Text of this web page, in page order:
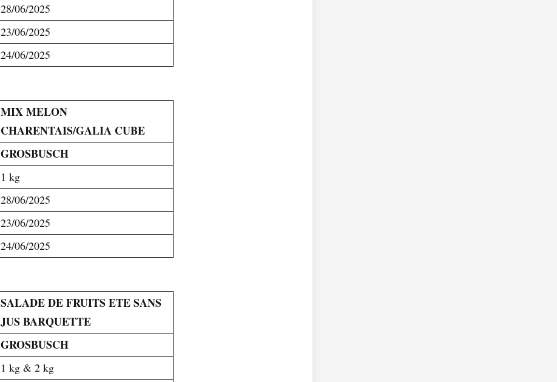
28/06/2025
23/06/2025
24/06/2025
MIX MELON
CHARENTAIS/GALIA CUBE
GROSBUSCH
1 kg
28/06/2025
23/06/2025
24/06/2025
SALADE DE FRUITS ETE SANS
JUS BARQUETTE
GROSBUSCH
1 kg & 2 kg